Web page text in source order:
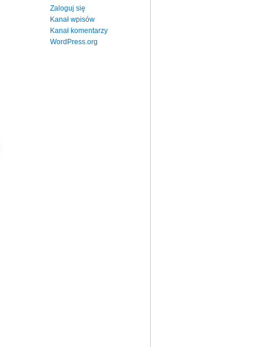
Zaloguj się
Kanał wpisów
Kanał komentarzy
WordPress.org